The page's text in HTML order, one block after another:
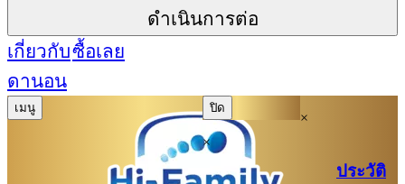
ดำเนินการต่อ
เกี่ยวกับ
ดานอน
ซื้อเลย
เมนู ปิด
×
×
ประวัติ